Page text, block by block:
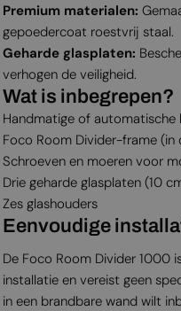
Premium materialen:
gepoedercoat roestvrij staal.
Geharde glasplaten:
verhogen de veiligheid.
Wat is inbegrepen?
Handmatige of
Foco Room Divider-frame (in
Schroeven en moeren voor
Drie geharde glasplaten (10
Zes glashouders
Eenvoudige
De Foco Room Divider 1000
installatie en vereist geen
in een brandbare wand wilt